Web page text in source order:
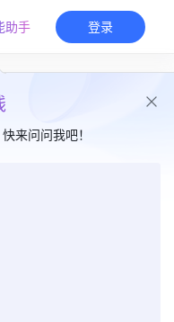
助手
来问问我吧！
登录